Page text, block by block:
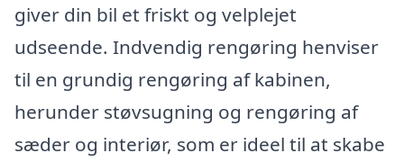
giver din bil et friskt og velplejet
udseende. Indvendig rengøring henviser
til en grundig rengøring af kabinen,
herunder støvsugning og rengøring af
sæder og interiør, som er ideel til at skabe